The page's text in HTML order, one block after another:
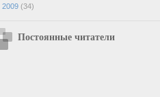
2009 (34)
Постоянные читатели